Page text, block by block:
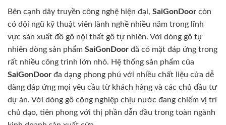
Bên cạnh dây truyền công nghệ hiện đại, SaiGonDoor còn
có đội ngũ kỹ thuật viên lành nghề nhiều năm trong lĩnh
vực sản xuất đồ gỗ nội thất gỗ tự nhiên. Với dòng gỗ tự
nhiên dòng sản phẩm SaiGonDoor đã có mặt đáp ứng trong
rất nhiều công trình lớn nhỏ. Hệ thống sản phẩm của
SaiGonDoor đa dạng phong phú với nhiều chất liệu cửa dễ
dàng đáp ứng mọi yêu cầu từ khách hàng và các chủ đầu tư
dự án. Với dòng gỗ công nghiệp chịu nước đang chiếm vị trí
chủ đạo, tiên phong với thị phần dẫn đầu trong toàn ngành